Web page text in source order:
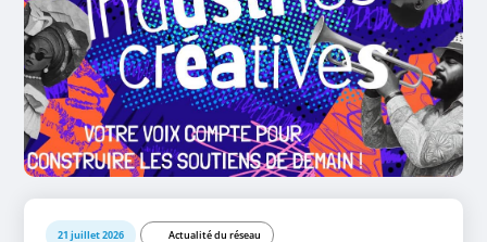
21 juillet 2026 Actualité du réseau